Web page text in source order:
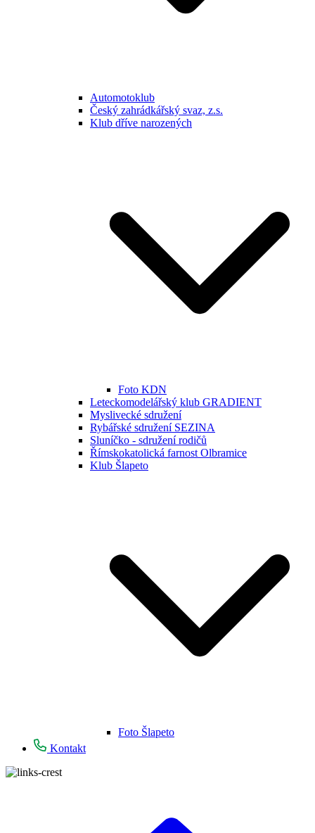
Automotoklub
Český zahrádkářský svaz, z.s.
Klub dříve narozených
Foto KDN
Leteckomodelářský klub GRADIENT
Myslivecké sdružení
Rybářské sdružení SEZINA
Sluníčko - sdružení rodičů
Římskokatolická farnost Olbramice
Klub Šlapeto
Foto Šlapeto
Kontakt